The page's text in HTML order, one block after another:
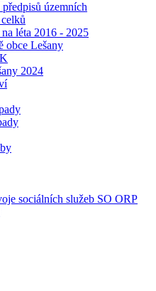
územních
léta 2016 - 2025
obce Lešany
2024
sociálních služeb SO ORP